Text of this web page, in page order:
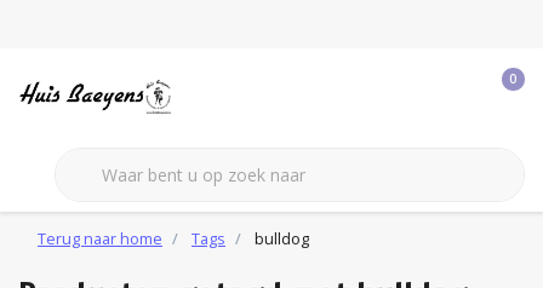
0
Terug naar home Tags bulldog